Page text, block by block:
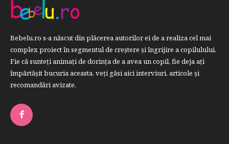
Bebelu.ro s-a născut din plăcerea autorilor ei de a realiza cel mai
complex proiect în segmentul de creştere şi îngrijire a copilulului.
Fie că sunteţi animaţi de dorinţa de a avea un copil, fie deja aţi
împărtăşit bucuria aceasta, veți găsi aici interviuri, articole şi
recomandări avizate.